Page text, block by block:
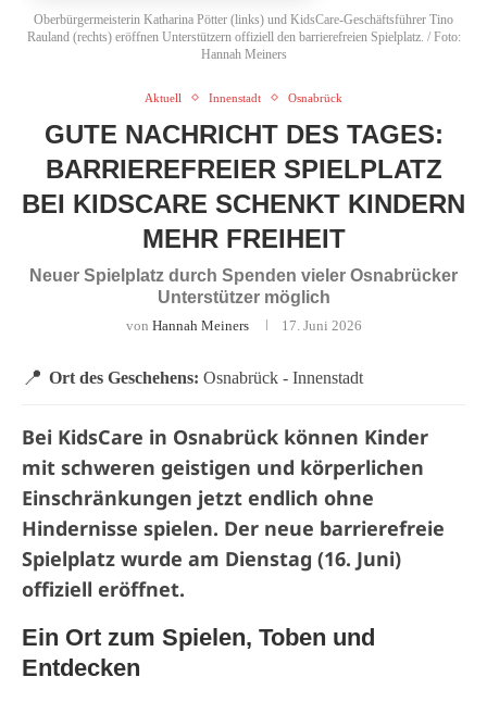
Oberbürgermeisterin Katharina Pötter (links) und KidsCare-Geschäftsführer Tino
Rauland (rechts) eröffnen Unterstützern offiziell den barrierefreien Spielplatz. / Foto:
Hannah Meiners
Aktuell Innenstadt Osnabrück
GUTE NACHRICHT DES TAGES:
BARRIEREFREIER SPIELPLATZ
BEI KIDSCARE SCHENKT KINDERN
MEHR FREIHEIT
Neuer Spielplatz durch Spenden vieler Osnabrücker
Unterstützer möglich
von Hannah Meiners 17. Juni 2026
📍 Ort des Geschehens: Osnabrück - Innenstadt
Bei KidsCare in Osnabrück können Kinder
mit schweren geistigen und körperlichen
Einschränkungen jetzt endlich ohne
Hindernisse spielen. Der neue barrierefreie
Spielplatz wurde am Dienstag (16. Juni)
offiziell eröffnet.
Ein Ort zum Spielen, Toben und
Entdecken